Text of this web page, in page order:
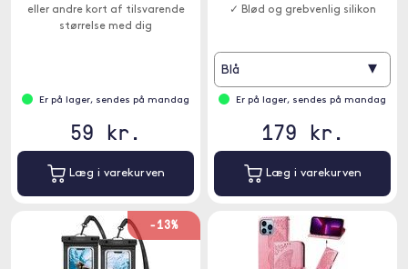
eller andre kort af tilsvarende
størrelse med dig
Er på lager, sendes på mandag
59 kr.
Læg i varekurven
✓ Blød og grebvenlig silikon
Blå ▾
Er på lager, sendes på mandag
179 kr.
Læg i varekurven
-13%